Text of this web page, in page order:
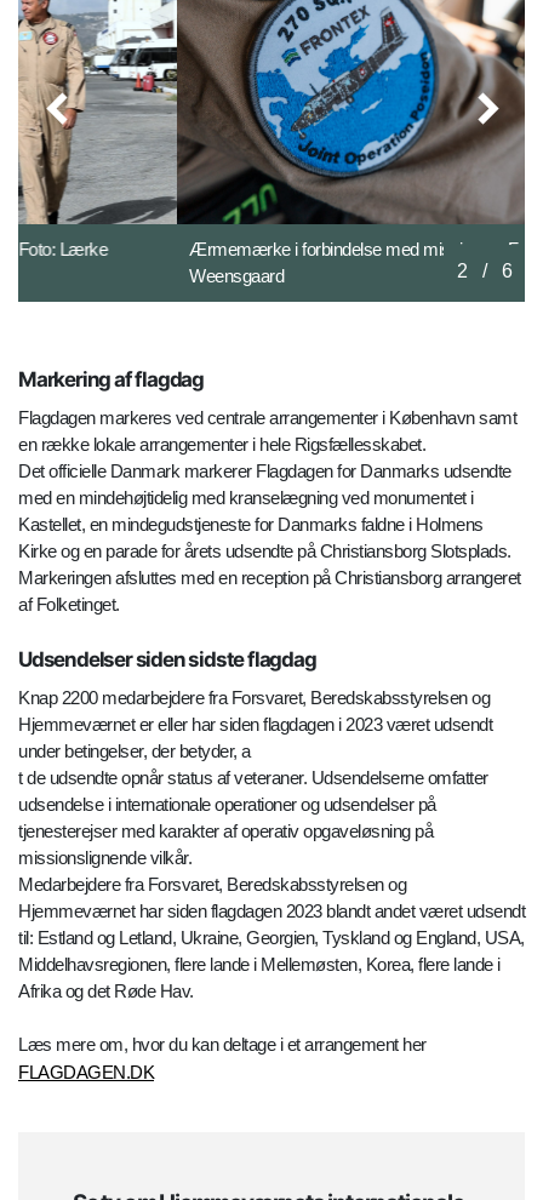
2 / 6
Ærmemærke i forbindelse med missionen. Foto: Lærke
Markering af flagdag
Flagdagen markeres ved centrale arrangementer i København samt
en række lokale arrangementer i hele Rigsfællesskabet.
Det officielle Danmark markerer Flagdagen for Danmarks udsendte
med en mindehøjtidelig med kranselægning ved monumentet i
Kastellet, en mindegudstjeneste for Danmarks faldne i Holmens
Kirke og en parade for årets udsendte på Christiansborg Slotsplads.
Markeringen afsluttes med en reception på Christiansborg arrangeret
af Folketinget.
Udsendelser siden sidste flagdag
Knap 2200 medarbejdere fra Forsvaret, Beredskabsstyrelsen og
Hjemmeværnet er eller har siden flagdagen i 2023 været udsendt
under betingelser, der betyder, a
t de udsendte opnår status af veteraner. Udsendelserne omfatter
udsendelse i internationale operationer og udsendelser på
tjenesterejser med karakter af operativ opgaveløsning på
missionslignende vilkår.
Medarbejdere fra Forsvaret, Beredskabsstyrelsen og
Hjemmeværnet har siden flagdagen 2023 blandt andet været udsendt
til: Estland og Letland, Ukraine, Georgien, Tyskland og England, USA,
Middelhavsregionen, flere lande i Mellemøsten, Korea, flere lande i
Afrika og det Røde Hav.
Læs mere om, hvor du kan deltage i et arrangement her
FLAGDAGEN.DK